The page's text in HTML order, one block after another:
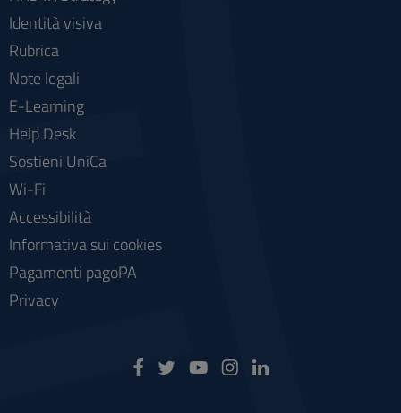
Identità visiva
Rubrica
Note legali
E-Learning
Help Desk
Sostieni UniCa
Wi-Fi
Accessibilità
Informativa sui cookies
Pagamenti pagoPA
Privacy